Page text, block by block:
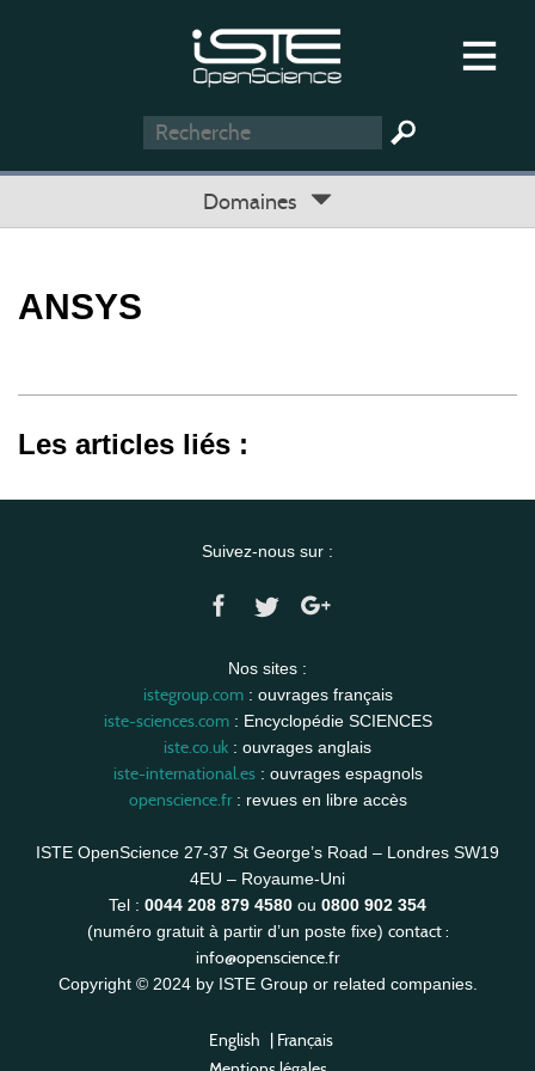
Domaines
ANSYS
Les articles liés :
Suivez-nous sur :
Nos sites :
istegroup.com: ouvrages français
iste-sciences.com: Encyclopédie SCIENCES
iste.co.uk : ouvrages anglais
iste-international.es: ouvrages espagnols
openscience.fr: revues en libre accès
ISTE OpenScience 27-37 St George’s Road – Londres SW19
4EU – Royaume-Uni
Tel : 0044 208 879 4580 ou 0800 902 354
(numéro gratuit à partir d’un poste fixe) contact :
info@openscience.fr
Copyright © 2024 by ISTE Group or related companies.
English | Français